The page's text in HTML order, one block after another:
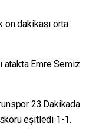
on dakikası orta
atakta Emre Semiz
23.Dakikada
eşitledi 1-1.